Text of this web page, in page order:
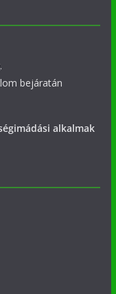
bejáratán
alkalmak